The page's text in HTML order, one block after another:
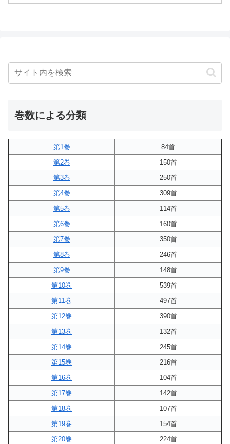
巻数による分類
第1巻
84首
第2巻
150首
第3巻
250首
第4巻
309首
第5巻
114首
第6巻
160首
第7巻
350首
第8巻
246首
第9巻
148首
第10巻
539首
第11巻
497首
第12巻
390首
第13巻
132首
第14巻
245首
第15巻
216首
第16巻
104首
第17巻
142首
第18巻
107首
第19巻
154首
第20巻
224首